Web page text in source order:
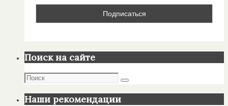
Поиск на сайте
Поиск
Поиск
Наши рекомендации